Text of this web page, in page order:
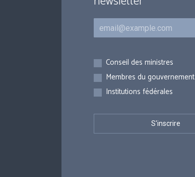
Courriel
Inscriptions
Conseil des ministres
Membres du gouvernement
Institutions fédérales